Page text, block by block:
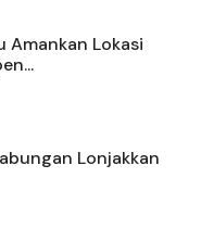
Amankan Lokasi
Lonjakkan